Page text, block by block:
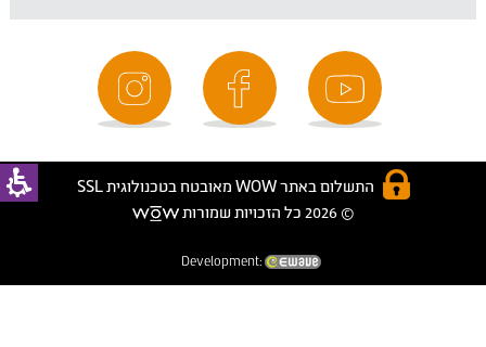
התשלום באתר WOW מאובטח בטכנולוגית SSL
© 2026 כל הזכויות שמורות
Development: